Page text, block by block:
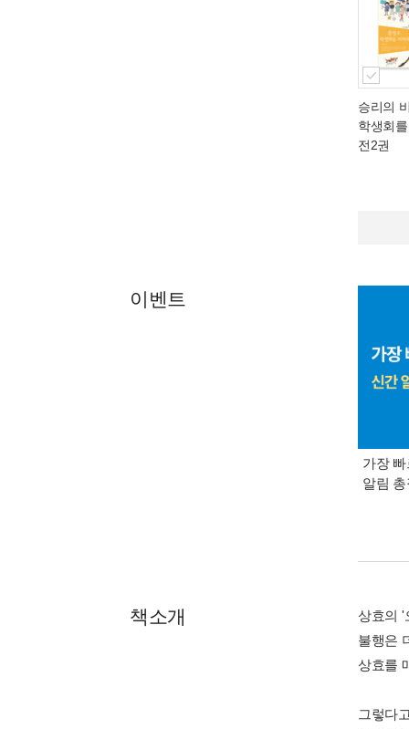
승리의
학생회
전2권
이벤트
가장
알림
책소개
상효의 '
불행은
상효를
그렇다